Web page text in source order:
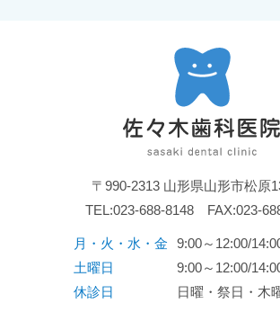
〒990-2313 山形県山形市松原
TEL:023-688-8148 FAX:023-
月・火・水・金
9:00～12:00/
土曜日
9:00～12:00/
休診日
日曜・祭日・木